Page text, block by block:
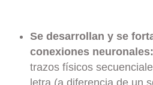
Se desarrollan y se
conexiones neuronales:
trazos físicos